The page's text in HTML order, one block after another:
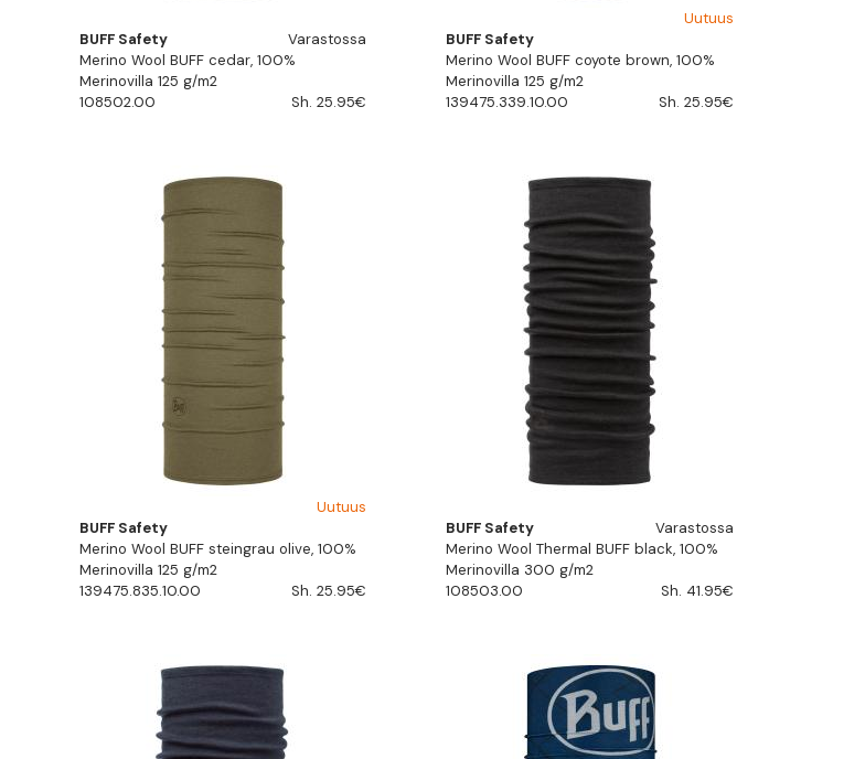
BUFF Safety
Varastossa
Merino Wool BUFF cedar, 100%
Merinovilla 125 g/m2
108502.00
Sh. 25.95€
Uutuus
BUFF Safety
Merino Wool BUFF coyote brown, 100%
Merinovilla 125 g/m2
139475.339.10.00
Sh. 25.95€
Uutuus
BUFF Safety
Merino Wool BUFF steingrau olive, 100%
Merinovilla 125 g/m2
139475.835.10.00
Sh. 25.95€
BUFF Safety
Varastossa
Merino Wool Thermal BUFF black, 100%
Merinovilla 300 g/m2
108503.00
Sh. 41.95€